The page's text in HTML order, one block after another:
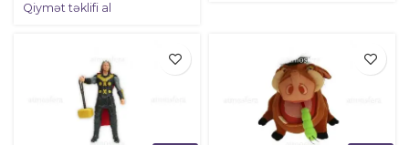
Qiymət təklifi al